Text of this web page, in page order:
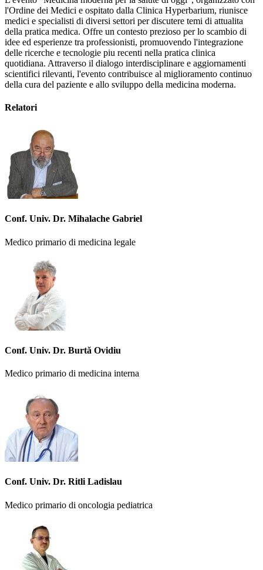
l'Ordine dei Medici e ospitato dalla Clinica Hyperbarium, riunisce
medici e specialisti di diversi settori per discutere temi di attualita
della pratica medica. Offre un contesto prezioso per lo scambio di
idee ed esperienze tra professionisti, promuovendo l'integrazione
delle ricerche e tecnologie piu recenti nella pratica clinica
quotidiana. Attraverso il dialogo interdisciplinare e aggiornamenti
scientifici rilevanti, l'evento contribuisce al miglioramento continuo
della cura del paziente e allo sviluppo della medicina moderna.
Relatori
Conf. Univ. Dr. Mihalache Gabriel
Medico primario di medicina legale
Conf. Univ. Dr. Burtă Ovidiu
Medico primario di medicina interna
Conf. Univ. Dr. Ritli Ladislau
Medico primario di oncologia pediatrica